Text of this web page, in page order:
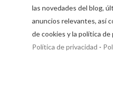
las novedades del blog,
anuncios relevantes, así
de cookies y la política de
Política de privacidad -